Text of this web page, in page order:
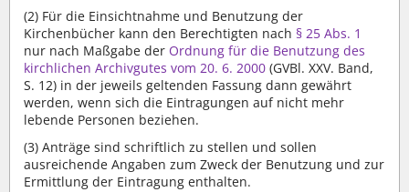
(2) Für die Einsichtnahme und Benutzung der
Kirchenbücher kann den Berechtigten nach § 25 Abs. 1
nur nach Maßgabe der Ordnung für die Benutzung des
kirchlichen Archivgutes vom 20. 6. 2000 (GVBl. XXV. Band,
S. 12) in der jeweils geltenden Fassung dann gewährt
werden, wenn sich die Eintragungen auf nicht mehr
lebende Personen beziehen.
(3) Anträge sind schriftlich zu stellen und sollen
ausreichende Angaben zum Zweck der Benutzung und zur
Ermittlung der Eintragung enthalten.